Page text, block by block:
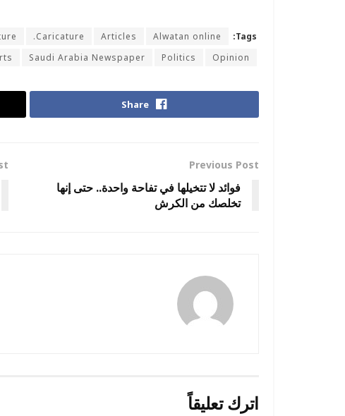
Tags:
Alwatan online
Articles
Caricature.
Opinion
Politics
Saudi Arabia Newspaper
Share
Previous Post
فوائد لا تتخيلها في تفاحة واحدة.. حتى إنها
تخلصك من الكرش
اترك تعليقاً